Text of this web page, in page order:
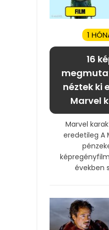
1
16
néztek ki
Marvel
Marvel
eredetileg A
években